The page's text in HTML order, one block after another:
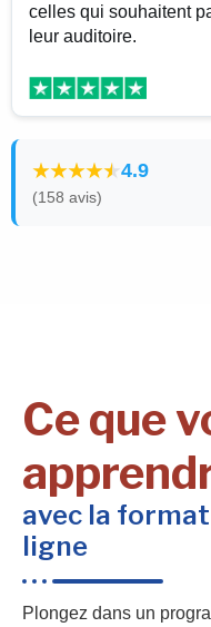
celles qui souhaitent
leur auditoire.
4.9
(158 avis)
Ce que
avec la
ligne
Plongez dans un